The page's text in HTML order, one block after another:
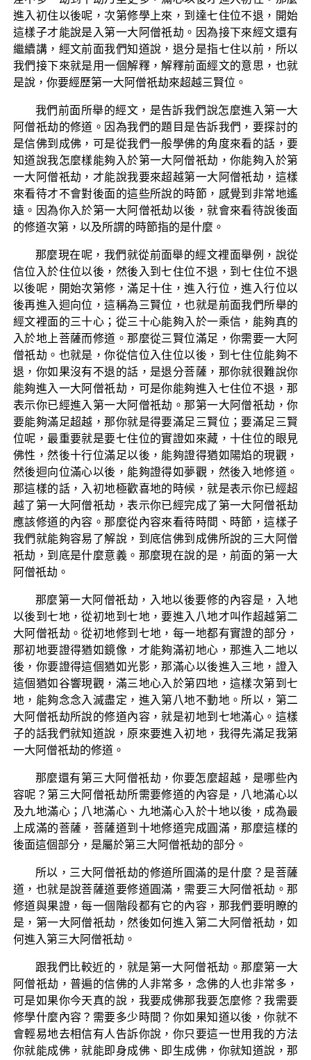
進入初住以後呢，次第修學上來，到達七住位不退，開始
這樣子才能說是入第一大阿僧祇劫。因為接下來經文還有
繼續講，經文前面我們知道說，退分是指七住以前，所以
我們接下來就是用一個解釋，解釋前面經文的意思，也就
是說，你要經歷第一大阿僧祇劫來超越三賢位。
我們前面所舉的經文，是告訴我們說怎麼進入第一大
阿僧祇劫的修道。因為我們的題目是告訴我們，要探討的
是信佛到成佛，可是從我們一般學佛的角度來看的話，要
知道說我怎麼樣能夠入於第一大阿僧祇劫，你能夠入於第
一大阿僧祇劫，才能說我要來超越第一大阿僧祇劫，這樣
來看待才不會對後面的這些所說的時節，感覺到非常地遙
遠。因為你入於第一大阿僧祇劫以後，就會來看待說後面
的修道次第，以及所謂的時節指的是什麼。
那麼現在呢，我們就從前面舉的經文裡面舉例，說從
信位入於住位以後，然後入到七住位不退，到七住位不退
以後呢，開始次第修，滿足十住，進入行位，進入行位以
後再進入迴向位，這稱為三賢位，也就是前面我們所舉的
經文裡面的三十心；從三十心能夠入於一乘信，能夠真的
入於地上菩薩而修道。那麼從三賢位滿足，你需要一大阿
僧祇劫。也就是，你從信位入住位以後，到七住位能夠不
退，你如果沒有不退的話，是退分菩薩，那你就很難說你
能夠進入一大阿僧祇劫，可是你能夠進入七住位不退，那
表示你已經進入第一大阿僧祇劫。那第一大阿僧祇劫，你
要能夠滿足超越，那你就是得要滿足三賢位；要滿足三賢
位呢，最重要就是要七住位的實證如來藏，十住位的眼見
佛性，然後十行位滿足以後，能夠證得猶如陽焰的現觀，
然後迴向位滿心以後，能夠證得如夢觀，然後入地修道。
那這樣的話，入初地極歡喜地的時候，就是表示你已經超
越了第一大阿僧祇劫，表示你已經完成了第一大阿僧祇劫
應該修道的內容。那麼從內容來看待時間、時節，這樣子
我們就能夠容易了解說，到底信佛到成佛所說的三大阿僧
祇劫，到底是什麼意義。那麼現在說的是，前面的第一大
阿僧祇劫。
那麼第一大阿僧祇劫，入地以後要修的內容是，入地
以後到七地，從初地到七地，要進入八地才叫作超越第二
大阿僧祇劫。從初地修到七地，每一地都有實證的部分，
那初地要證得猶如鏡像，才能夠滿初地心，那進入二地以
後，你要證得這個猶如光影，那滿心以後進入三地，證入
這個猶如谷響現觀，滿三地心入於第四地，這樣次第到七
地，能夠念念入滅盡定，進入第八地不動地。所以，第二
大阿僧祇劫所說的修道內容，就是初地到七地滿心。這樣
子的話我們就知道說，原來要進入初地，我得先滿足我第
一大阿僧祇劫的修道。
那麼還有第三大阿僧祇劫，你要怎麼超越，是哪些內
容呢？第三大阿僧祇劫所需要修道的內容是，八地滿心以
及九地滿心；八地滿心、九地滿心入於十地以後，成為最
上成滿的菩薩，菩薩道到十地修道完成圓滿，那麼這樣的
後面這個部分，是屬於第三大阿僧祇劫的部分。
所以，三大阿僧祇劫的修道所圓滿的是什麼？是菩薩
道，也就是說菩薩道要修道圓滿，需要三大阿僧祇劫。那
修道與果證，每一個階段都有它的內容，那我們要明瞭的
是，第一大阿僧祇劫，然後如何進入第二大阿僧祇劫，如
何進入第三大阿僧祇劫。
跟我們比較近的，就是第一大阿僧祇劫。那麼第一大
阿僧祇劫，普遍的信佛的人非常多，念佛的人也非常多，
可是如果你今天真的說，我要成佛那我要怎麼修？我需要
修學什麼內容？需要多少時間？你如果知道以後，你就不
會輕易地去相信有人告訴你說，你只要這一世用我的方法
你就能成佛，就能即身成佛、即生成佛，你就知道說，那